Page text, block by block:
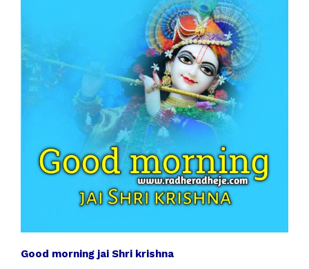
Good morning jai Shri krishna